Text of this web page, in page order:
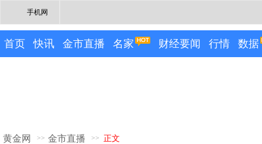
手机网
首页 快讯 金市直播 名家 财经要闻 行情 数据
黄金网 >> 金市直播 >> 正文